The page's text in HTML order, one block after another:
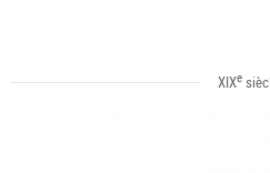
XIXe